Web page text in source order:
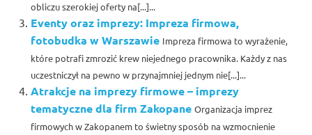
obliczu szerokiej oferty na[...]...
Eventy oraz imprezy: Impreza firmowa,
fotobudka w Warszawie Impreza firmowa to wyrażenie,
które potrafi zmrozić krew niejednego pracownika. Każdy z nas
uczestniczył na pewno w przynajmniej jednym nie[...]...
Atrakcje na imprezy firmowe – imprezy
tematyczne dla firm Zakopane Organizacja imprez
firmowych w Zakopanem to świetny sposób na wzmocnienie